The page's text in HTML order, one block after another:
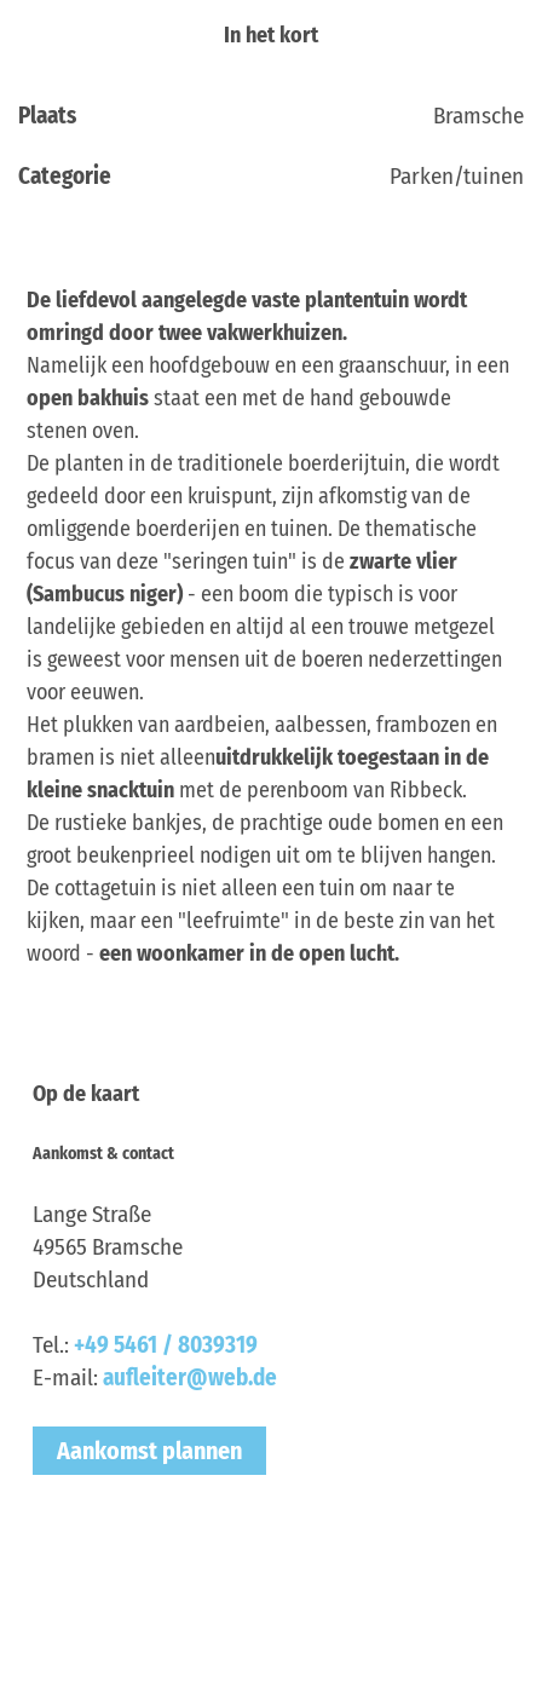
In het kort
Plaats Bramsche
Categorie Parken/tuinen
De liefdevol aangelegde vaste plantentuin wordt
omringd door twee vakwerkhuizen.
Namelijk een hoofdgebouw en een graanschuur, in een
open bakhuisstaat een met de hand gebouwde
stenen oven.
De planten in de traditionele boerderijtuin, die wordt
gedeeld door een kruispunt, zijn afkomstig van de
omliggende boerderijen en tuinen. De thematische
focus van deze "seringen tuin" is dezwarte vlier
(Sambucus niger) - een boom die typisch is voor
landelijke gebieden en altijd al een trouwe metgezel
is geweest voor mensen uit de boeren nederzettingen
voor eeuwen.
Het plukken van aardbeien, aalbessen, frambozen en
bramen is niet alleenuitdrukkelijk toegestaan in de
kleine snacktuin met de perenboom van Ribbeck.
De rustieke bankjes, de prachtige oude bomen en een
groot beukenprieel nodigen uit om te blijven hangen.
De cottagetuin is niet alleen een tuin om naar te
kijken, maar een "leefruimte" in de beste zin van het
woord -een woonkamer in de open lucht.
Op de kaart
Aankomst & contact
Lange Straße
49565 Bramsche
Deutschland
Tel.: +49 5461 / 8039319
E-mail: aufleiter@web.de
Aankomst plannen